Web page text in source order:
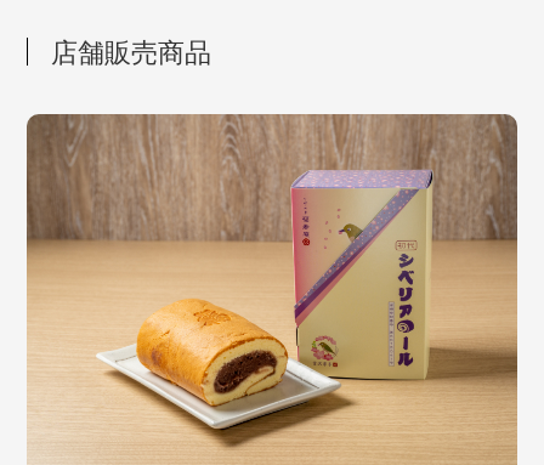
店舗販売商品